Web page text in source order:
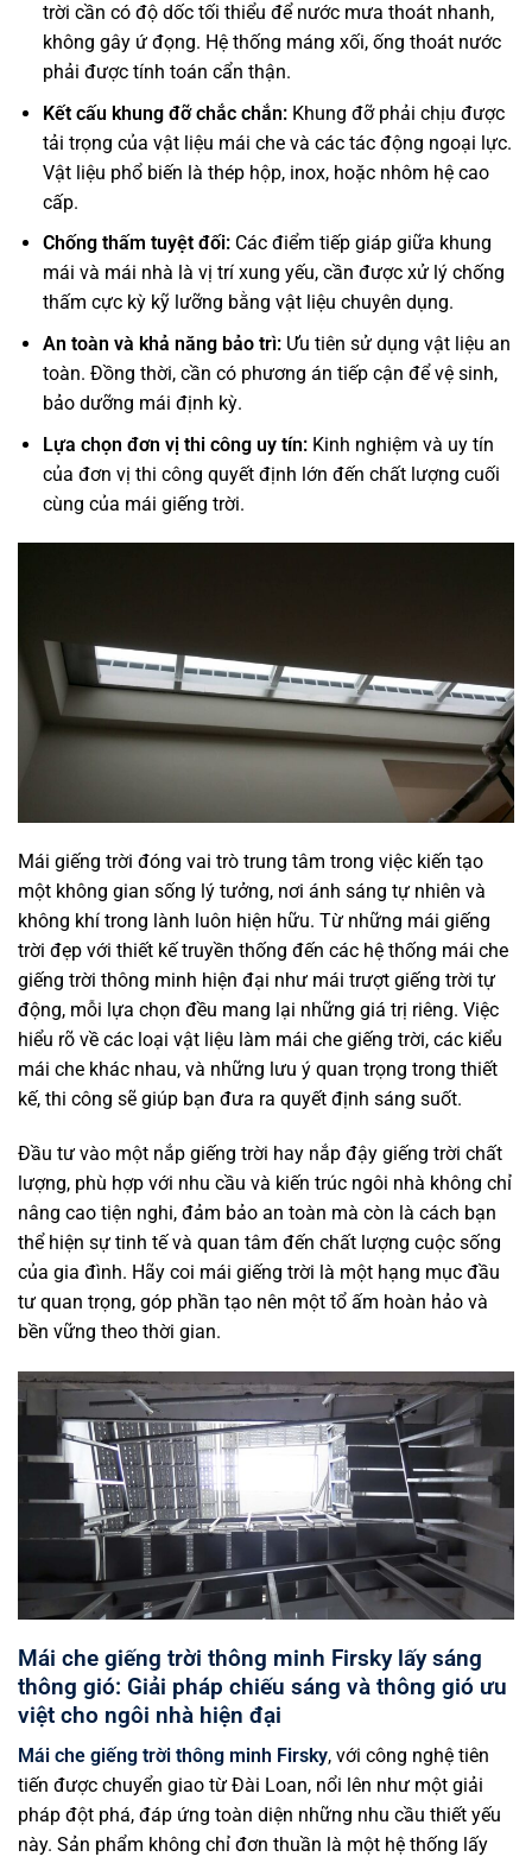
trời cần có độ dốc tối thiểu để nước mưa thoát nhanh,
không gây ứ đọng. Hệ thống máng xối, ống thoát nước
phải được tính toán cẩn thận.
Kết cấu khung đỡ chắc chắn:Khung đỡ phải chịu được
tải trọng của vật liệu mái che và các tác động ngoại lực.
Vật liệu phổ biến là thép hộp, inox, hoặc nhôm hệ cao
cấp.
Chống thấm tuyệt đối:Các điểm tiếp giáp giữa khung
mái và mái nhà là vị trí xung yếu, cần được xử lý chống
thấm cực kỳ kỹ lưỡng bằng vật liệu chuyên dụng.
An toàn và khả năng bảo trì:Ưu tiên sử dụng vật liệu an
toàn. Đồng thời, cần có phương án tiếp cận để vệ sinh,
bảo dưỡng mái định kỳ.
Lựa chọn đơn vị thi công uy tín:Kinh nghiệm và uy tín
của đơn vị thi công quyết định lớn đến chất lượng cuối
cùng của mái giếng trời.
Mái giếng trời đóng vai trò trung tâm trong việc kiến tạo
một không gian sống lý tưởng, nơi ánh sáng tự nhiên và
không khí trong lành luôn hiện hữu. Từ những mái giếng
trời đẹp với thiết kế truyền thống đến các hệ thống mái che
giếng trời thông minh hiện đại như mái trượt giếng trời tự
động, mỗi lựa chọn đều mang lại những giá trị riêng. Việc
hiểu rõ về các loại vật liệu làm mái che giếng trời, các kiểu
mái che khác nhau, và những lưu ý quan trọng trong thiết
kế, thi công sẽ giúp bạn đưa ra quyết định sáng suốt.
Đầu tư vào một nắp giếng trời hay nắp đậy giếng trời chất
lượng, phù hợp với nhu cầu và kiến trúc ngôi nhà không chỉ
nâng cao tiện nghi, đảm bảo an toàn mà còn là cách bạn
thể hiện sự tinh tế và quan tâm đến chất lượng cuộc sống
của gia đình. Hãy coi mái giếng trời là một hạng mục đầu
tư quan trọng, góp phần tạo nên một tổ ấm hoàn hảo và
bền vững theo thời gian.
Mái che giếng trời thông minh Firsky lấy sáng
thông gió: Giải pháp chiếu sáng và thông gió ưu
việt cho ngôi nhà hiện đại
Mái che giếng trời thông minh Firsky, với công nghệ tiên
tiến được chuyển giao từ Đài Loan, nổi lên như một giải
pháp đột phá, đáp ứng toàn diện những nhu cầu thiết yếu
này. Sản phẩm không chỉ đơn thuần là một hệ thống lấy